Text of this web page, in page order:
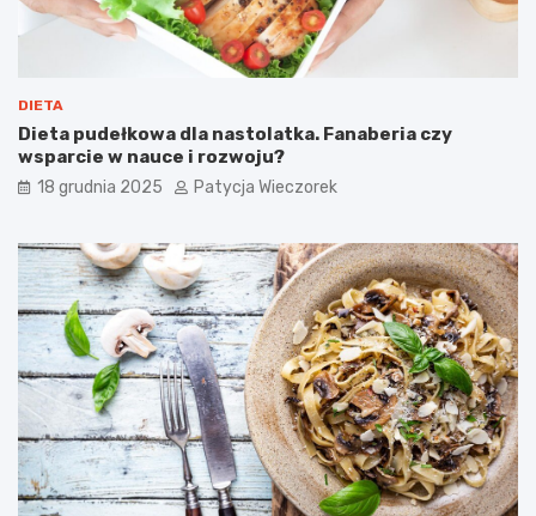
DIETA
Dieta pudełkowa dla nastolatka. Fanaberia czy
wsparcie w nauce i rozwoju?
18 grudnia 2025 Patycja Wieczorek